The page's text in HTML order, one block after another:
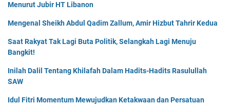
Menurut Jubir HT Libanon
Mengenal Sheikh Abdul Qadim Zallum, Amir Hizbut Tahrir Kedua
Saat Rakyat Tak Lagi Buta Politik, Selangkah Lagi Menuju
Bangkit!
Inilah Dalil Tentang Khilafah Dalam Hadits-Hadits Rasulullah
SAW
Idul Fitri Momentum Mewujudkan Ketakwaan dan Persatuan